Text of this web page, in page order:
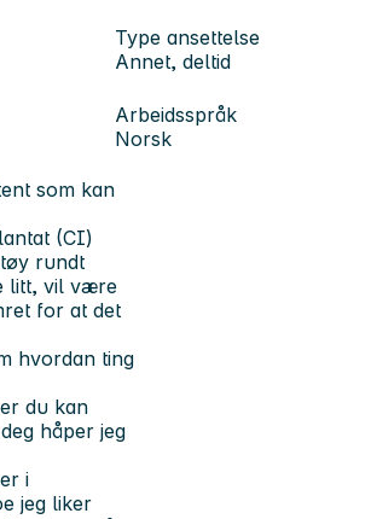
Type ansettelse
Annet, deltid
Arbeidsspråk
Norsk
som kan
(CI)
rundt
litt, vil være
for at det
hvordan ting
du kan
håper jeg
i
jeg liker